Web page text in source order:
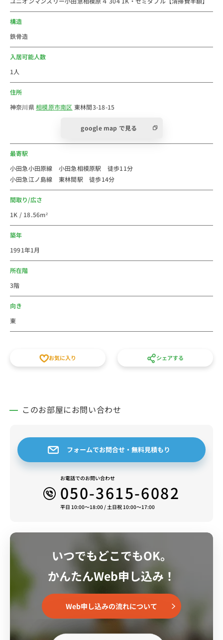
＜小田急相模原駅おススメ情報＞オダサガ良い街です
小田急小田原線の停車駅で、新宿駅まで乗り換えなしで
アクセス可能。
駅前にはショッピングモールや大型スーパーマーケッ
に便利。
など、ランチもディナーもいつでも楽しい街です。
また、美容院やヨガスタジオなども多く、相武台前や相
模大野などわざわざ通う方も多く、女性の充実した生活
にはとてもおススメできる街です。
地元民には「オダサガ」の愛称で親しまれています。
ぜひ。家具家電付き短期賃貸マンションのウィークリ
ー・マンスリーマンションとしてご利用ください。
構造
鉄骨造
入居可能人数
1人
住所
神奈川県相模原市南区 東林間3-18-15
google map で見る
最寄駅
小田急小田原線 小田急相模原駅 徒歩11分
小田急江ノ島線 東林間駅 徒歩14分
間取り/広さ
1K / 18.56m²
築年
1991年1月
所在階
3階
向き
東
お気に入り シェアする
このお部屋にお問い合わせ
フォームでお問合せ・無料見積もり
お電話でのお問い合わせ
050-3615-6082
平日 10:00～18:00 / 土日祝 10:00～17:00
いつでもどこでもOK。
かんたんWeb申し込み！
Web申し込みの流れについて